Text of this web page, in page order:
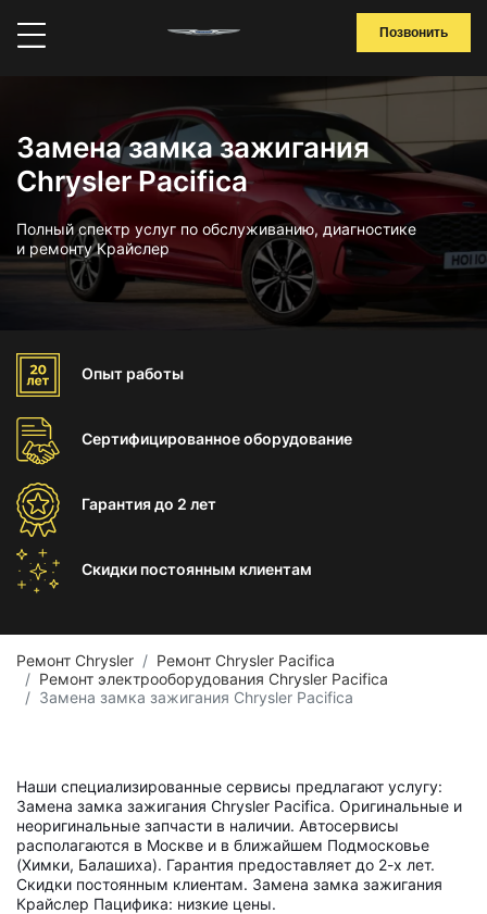
Позвонить
Замена замка зажигания
Chrysler Pacifica
Полный спектр услуг по обслуживанию, диагностике
и ремонту Крайслер
Опыт работы
Сертифицированноеоборудование
Гарантиядо 2 лет
Скидки постоянным клиентам
Ремонт Chrysler
Ремонт Chrysler Pacifica
Ремонт электрооборудования Chrysler Pacifica
Замена замка зажигания Chrysler Pacifica
Наши специализированные сервисы предлагают услугу:
Замена замка зажигания Chrysler Pacifica. Оригинальные и
неоригинальные запчасти в наличии. Автосервисы
располагаются в Москве и в ближайшем Подмосковье
(Химки, Балашиха). Гарантия предоставляет до 2-х лет.
Скидки постоянным клиентам. Замена замка зажигания
Крайслер Пацифика: низкие цены.